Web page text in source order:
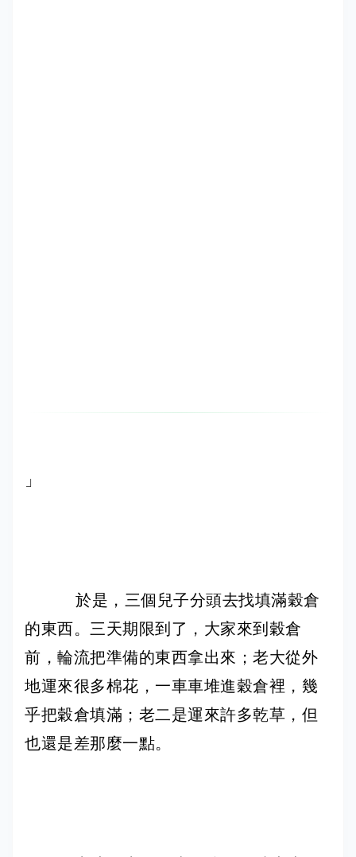
」
於是，三個兒子分頭去找填滿穀倉
的東西。三天期限到了，大家來到穀倉
前，輪流把準備的東西拿出來；老大從外
地運來很多棉花，一車車堆進穀倉裡，幾
乎把穀倉填滿；老二是運來許多乾草，但
也還是差那麼一點。